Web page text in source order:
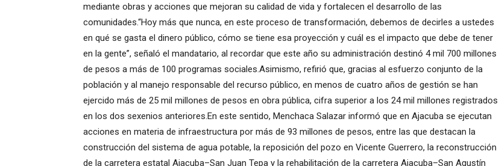
mediante obras y acciones que mejoran su calidad de vida y fortalecen el desarrollo de las
comunidades.“Hoy más que nunca, en este proceso de transformación, debemos de decirles a ustedes
en qué se gasta el dinero público, cómo se tiene esa proyección y cuál es el impacto que debe de tener
en la gente”, señaló el mandatario, al recordar que este año su administración destinó 4 mil 700 millones
de pesos a más de 100 programas sociales.Asimismo, refirió que, gracias al esfuerzo conjunto de la
población y al manejo responsable del recurso público, en menos de cuatro años de gestión se han
ejercido más de 25 mil millones de pesos en obra pública, cifra superior a los 24 mil millones registrados
en los dos sexenios anteriores.En este sentido, Menchaca Salazar informó que en Ajacuba se ejecutan
acciones en materia de infraestructura por más de 93 millones de pesos, entre las que destacan la
construcción del sistema de agua potable, la reposición del pozo en Vicente Guerrero, la reconstrucción
de la carretera estatal Ajacuba–San Juan Tepa y la rehabilitación de la carretera Ajacuba–San Agustín